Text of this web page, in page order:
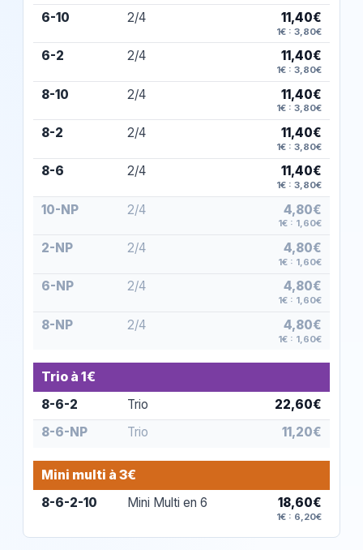
6-10 2/4 11,40€
1€ : 3,80€
6-2 2/4 11,40€
1€ : 3,80€
8-10 2/4 11,40€
1€ : 3,80€
8-2 2/4 11,40€
1€ : 3,80€
8-6 2/4 11,40€
1€ : 3,80€
10-NP 2/4 4,80€
1€ : 1,60€
2-NP 2/4 4,80€
1€ : 1,60€
6-NP 2/4 4,80€
1€ : 1,60€
8-NP 2/4 4,80€
1€ : 1,60€
Trio à 1€
8-6-2 Trio
22,60€
8-6-NP
Trio 11,20€
Mini multi à 3€
8-6-2-10 Mini Multi en 6 18,60€
1€ : 6,20€